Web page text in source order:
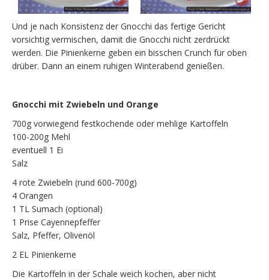
Und je nach Konsistenz der Gnocchi das fertige Gericht
vorsichtig vermischen, damit die Gnocchi nicht zerdrückt
werden. Die Pinienkerne geben ein bisschen Crunch für oben
drüber. Dann an einem ruhigen Winterabend genießen.
Gnocchi mit Zwiebeln und Orange
700g vorwiegend festkochende oder mehlige Kartoffeln
100-200g Mehl
eventuell 1 Ei
Salz
4 rote Zwiebeln (rund 600-700g)
4 Orangen
1 TL Sumach (optional)
1 Prise Cayennepfeffer
Salz, Pfeffer, Olivenöl
2 EL Pinienkerne
Die Kartoffeln in der Schale weich kochen, aber nicht